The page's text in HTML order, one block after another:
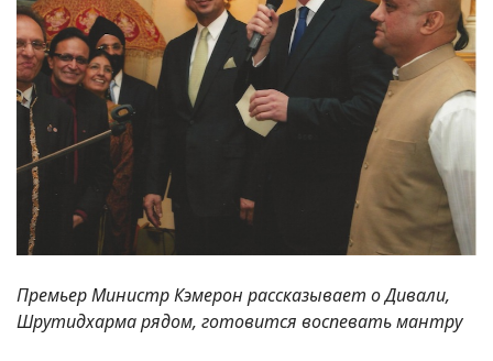
Премьер Министр Кэмерон рассказывает о Дивали,
Шрутидхарма рядом, готовится воспевать мантру